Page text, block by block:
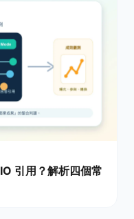
引用？解析四個常